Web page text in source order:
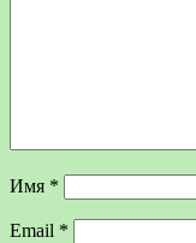
Имя *
Email *